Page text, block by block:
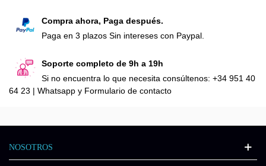
Compra ahora, Paga después.
Paga en 3 plazos Sin intereses con Paypal.
Soporte completo de 9h a 19h
Si no encuentra lo que necesita consúltenos: +34 951 40
64 23 | Whatsapp y Formulario de contacto
NOSOTROS